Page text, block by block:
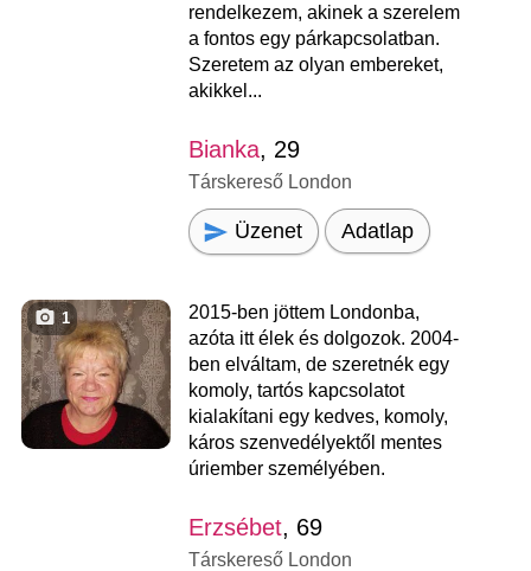
rendelkezem, akinek a szerelem
a fontos egy párkapcsolatban.
Szeretem az olyan embereket,
akikkel...
Bianka, 29
Társkereső London
Üzenet Adatlap
1
2015-ben jöttem Londonba,
azóta itt élek és dolgozok. 2004-
ben elváltam, de szeretnék egy
komoly, tartós kapcsolatot
kialakítani egy kedves, komoly,
káros szenvedélyektől mentes
úriember személyében.
Erzsébet, 69
Társkereső London